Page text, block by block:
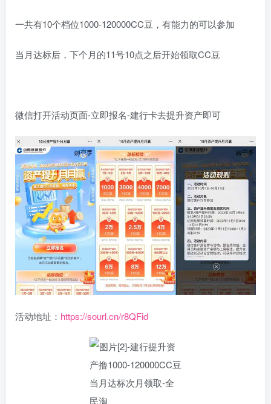
一共有10个档位1000-120000CC豆，有能力的可以参加
当月达标后，下个月的11号10点之后开始领取CC豆
微信打开活动页面-立即报名-建行卡去提升资产即可
活动地址： https://sourl.cn/r8QFid